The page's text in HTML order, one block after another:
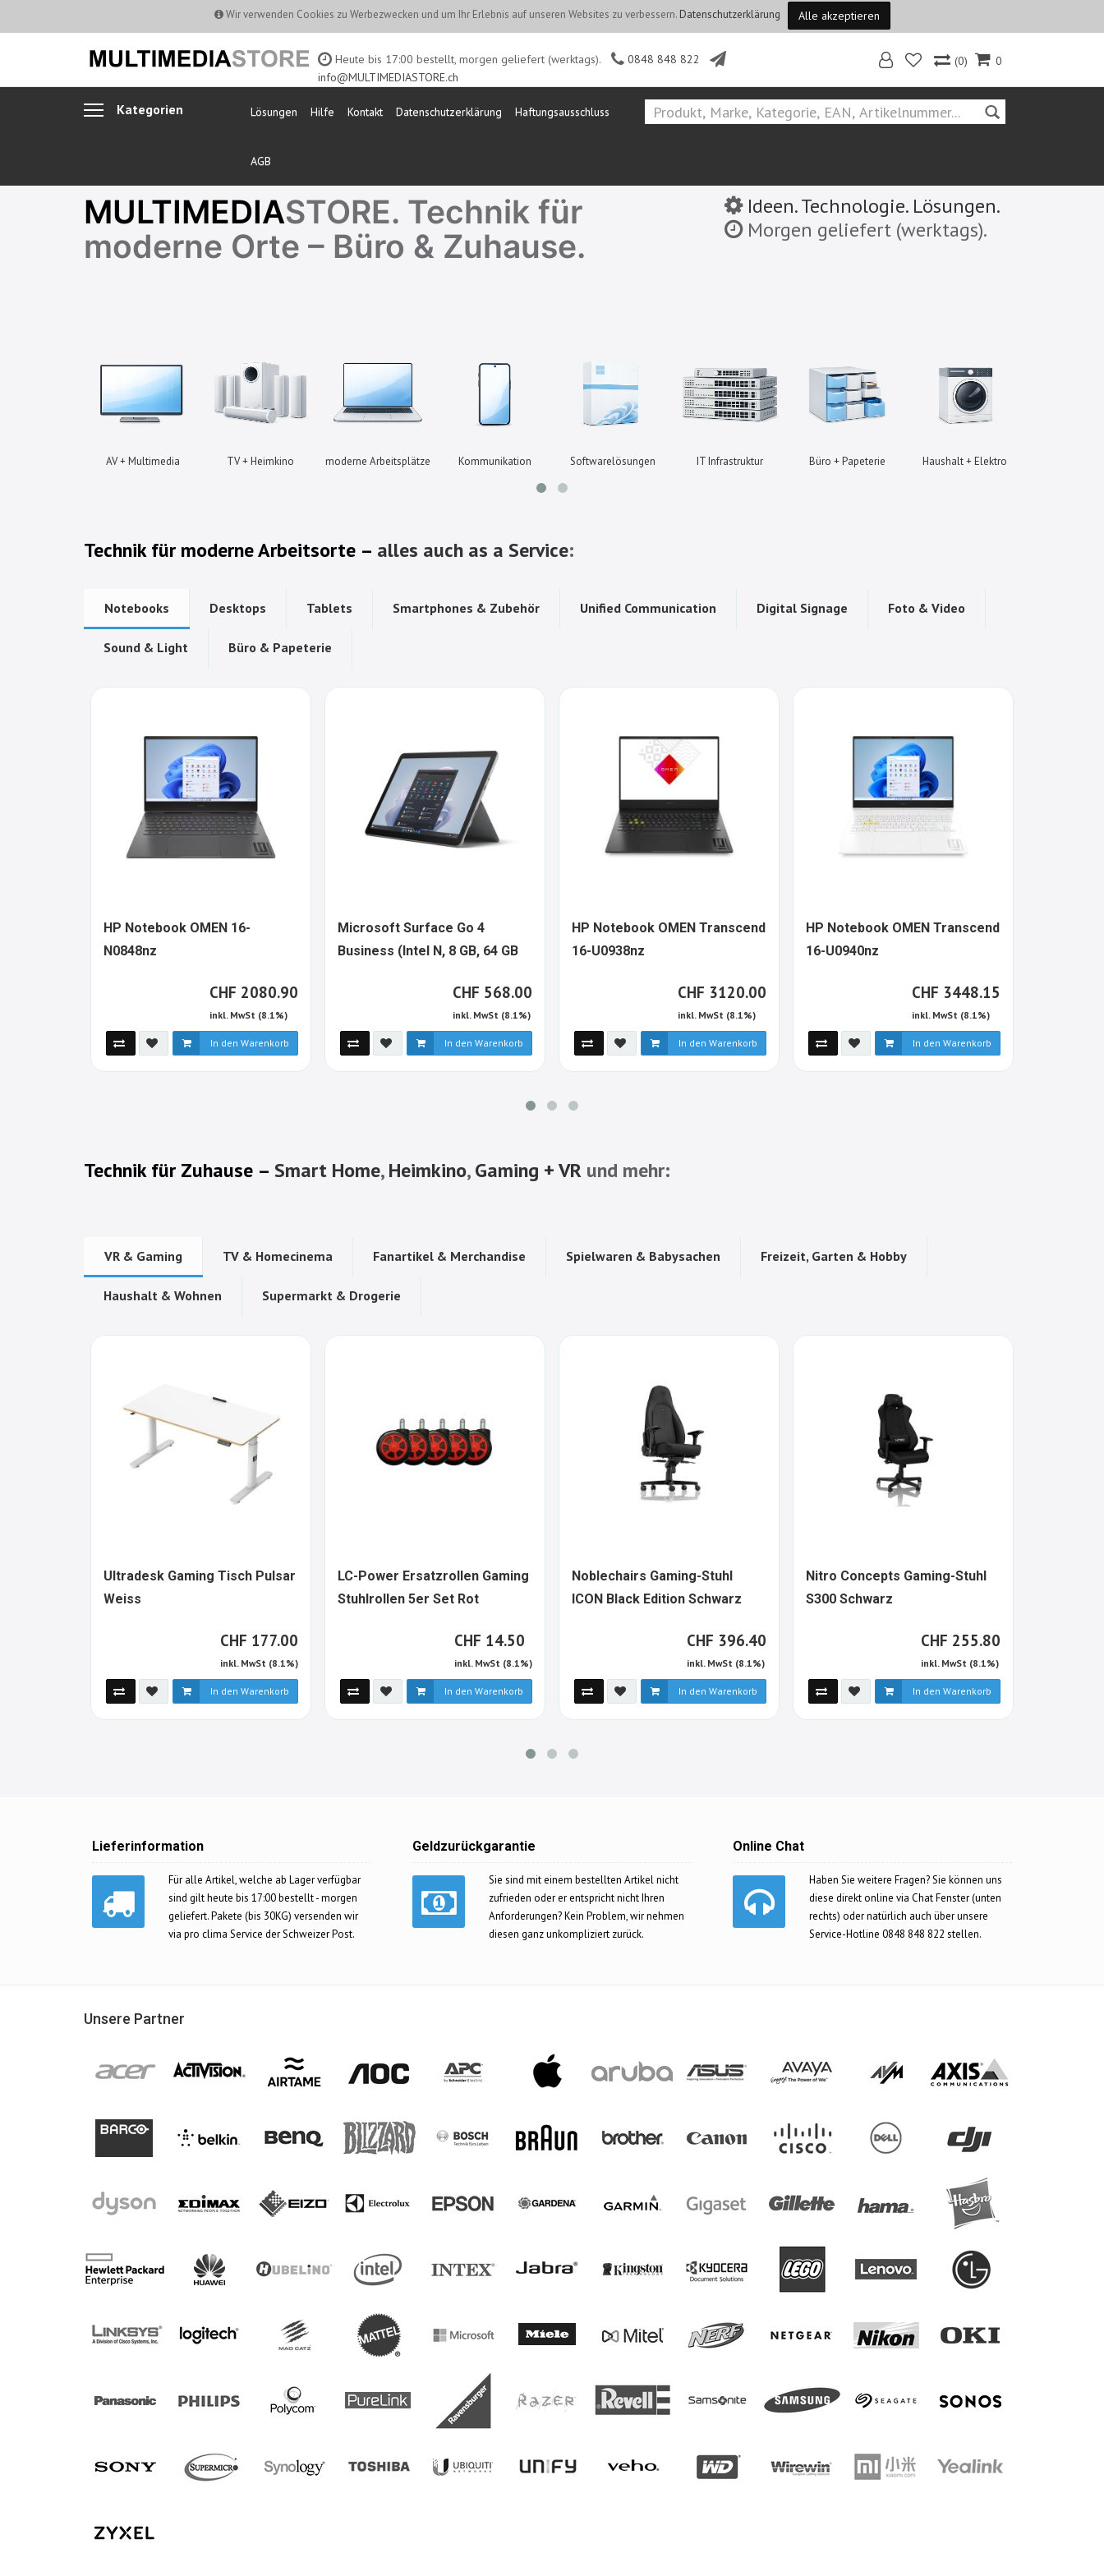
Wir verwenden Cookies zu Werbezwecken und um Ihr Erlebnis auf unseren Websites zu verbessern. Datenschutzerklärung Alle akzeptieren
Heute bis 17:00 bestellt, morgen geliefert (werktags).
0848 848 822
info@MULTIMEDIASTORE.ch
0
(0)
Kategorien Lösungen Hilfe Kontakt Datenschutzerklärung Haftungsausschluss
AGB
MULTIMEDIASTORE. Technik für
moderne Orte – Büro & Zuhause.
Ideen. Technologie. Lösungen.
Morgen geliefert (werktags).
AV + Multimedia TV + Heimkino moderne Arbeitsplätze Kommunikation Softwarelösungen IT Infrastruktur Büro + Papeterie Haushalt + Elektro
Technik für moderne Arbeitsorte – alles auch as a Service:
Notebooks Desktops Tablets Smartphones & Zubehör Unified Communication Digital Signage Foto & Video
Sound & Light Büro & Papeterie
HP Notebook OMEN 16-
N0848nz
CHF CHF
2080.90
inkl. MwSt (8.1%)
In den Warenkorb
Microsoft Surface Go 4
Business (Intel N, 8 GB, 64 GB
ALTCHF CHF
568.00
inkl. MwSt (8.1%)
In den Warenkorb
HP Notebook OMEN Transcend
16-U0938nz
CHF CHF
3120.00
inkl. MwSt (8.1%)
In den Warenkorb
HP Notebook OMEN Transcend
16-U0940nz
CHF CHF
3448.15
inkl. MwSt (8.1%)
In den Warenkorb
Technik für Zuhause – Smart Home,Heimkino,Gaming + VR und mehr:
VR & Gaming TV & Homecinema Fanartikel & Merchandise Spielwaren & Babysachen Freizeit, Garten & Hobby
Haushalt & Wohnen Supermarkt & Drogerie
Ultradesk Gaming Tisch Pulsar
Weiss
CHF CHF
177.00
inkl. MwSt (8.1%)
In den Warenkorb
LC-Power Ersatzrollen Gaming
Stuhlrollen 5er Set Rot1115251-
CHF CHF
14.50
inkl. MwSt (8.1%)
In den Warenkorb
Noblechairs Gaming-Stuhl
ICON Black Edition Schwarz
1108122-
CHF CHF
396.40
inkl. MwSt (8.1%)
In den Warenkorb
Nitro Concepts Gaming-Stuhl
S300 Schwarz
CHF CHF
255.80
inkl. MwSt (8.1%)
In den Warenkorb
Lieferinformation
Für alle Artikel, welche ab Lager verfügbar
sind gilt heute bis 17:00 bestellt - morgen
geliefert. Pakete (bis 30KG) versenden wir
via pro clima Service der Schweizer Post.
Geldzurückgarantie
Sie sind mit einem bestellten Artikel nicht
zufrieden oder er entspricht nicht Ihren
Anforderungen? Kein Problem, wir nehmen
diesen ganz unkompliziert zurück.
Online Chat
Haben Sie weitere Fragen? Sie können uns
diese direkt online via Chat Fenster (unten
rechts) oder natürlich auch über unsere
Service-Hotline 0848 848 822 stellen.
Unsere Partner